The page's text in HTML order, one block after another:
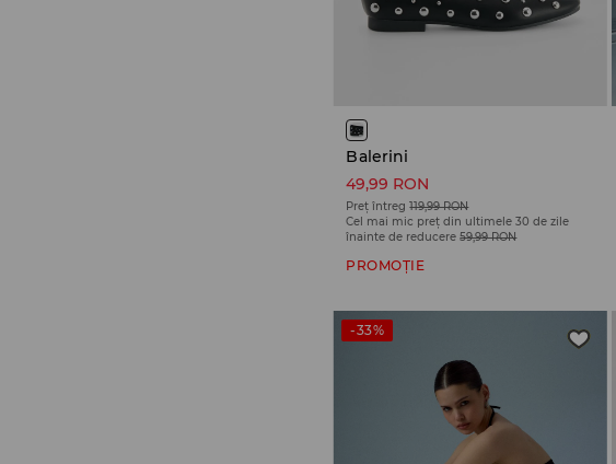
Balerini
49,99 RON
Preț întreg 119,99 RON
Cel mai mic preț din ultimele 30 de zile
înainte de reducere 59,99 RON
PROMOȚIE
-33%